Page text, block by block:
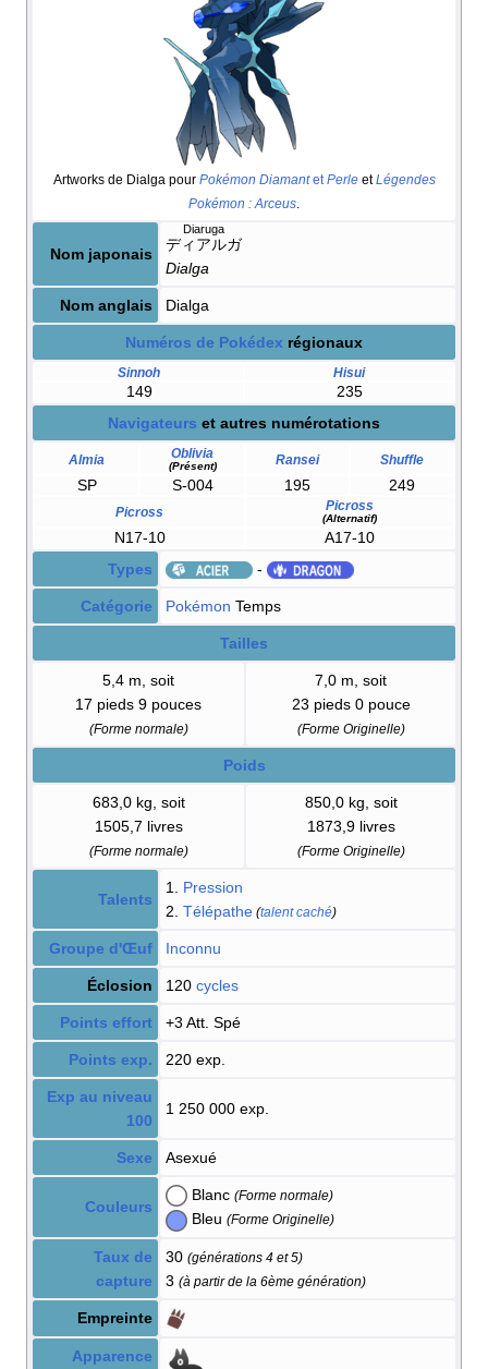
Artworks de Dialga pour Pokémon Diamantet PerleetLégendes
Pokémon : Arceus
Nom japonais
ディアルガ
Diaruga
Dialga
Nom anglais Dialga
Numéros de Pokédex régionaux
Sinnoh Hisui
149
235
Navigateurs et autres numérotations
Almia Oblivia
(Présent) Ransei Shuffle
SP S-004 195 249
Picross Picross
(Alternatif)
N17-10
A17-10
Types
-
Catégorie Pokémon Temps
Tailles
5,4 m, soit
17 pieds 9 pouces
(Forme normale)
7,0 m, soit
23 pieds 0 pouce
(Forme Originelle)
Poids
683,0 kg, soit
1505,7 livres
(Forme normale)
850,0 kg, soit
1873,9 livres
(Forme Originelle)
Talents
1. Pression
2. Télépathe (talent caché)
Groupe d'Œuf Inconnu
Éclosion 120 cycles
Points effort +3 Att. Spé
Points exp. 220 exp.
Exp au niveau
100
1 250 000 exp.
Sexe Asexué
Couleurs
Blanc (Forme normale)
Bleu (Forme Originelle)
Taux de
capture
30 (générations 4 et 5)
3 (à partir de la 6ème génération)
Empreinte
Apparence